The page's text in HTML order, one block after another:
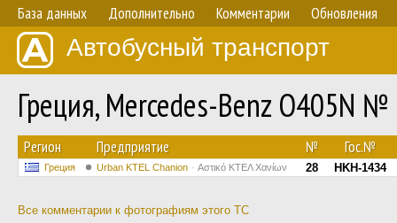
База данных Дополнительно Комментарии Обновления
Автобусный транспорт
Греция, Mercedes-Benz O405N
Регион Предприятие № Гос.№
Греция Urban KTEL Chanion Αστικό ΚΤΕΛ Χανίων 28 HKH-1434
Все комментарии к фотографиям этого ТС